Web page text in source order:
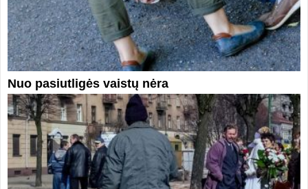
Nuo pasiutligės vaistų nėra